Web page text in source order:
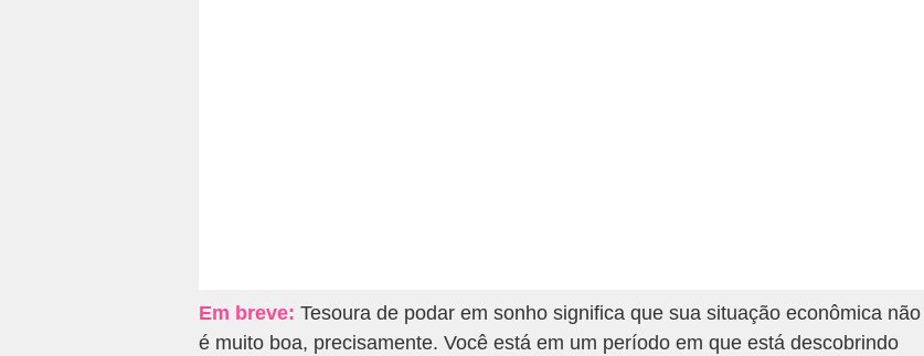
Em breve: Tesoura de podar em sonho significa que sua situação econômica não
é muito boa, precisamente. Você está em um período em que está descobrindo